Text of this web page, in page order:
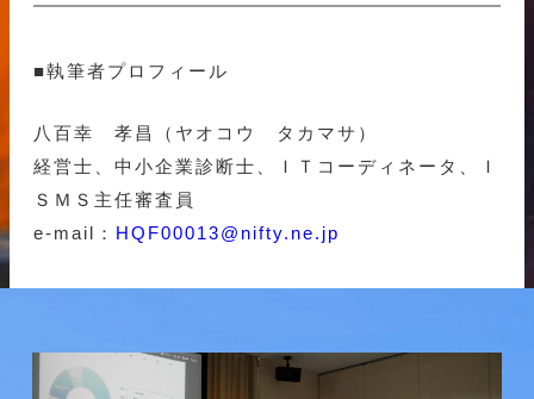
■執筆者プロフィール
八百幸 孝昌（ヤオコウ タカマサ）
経営士、中小企業診断士、ＩＴコーディネータ、Ｉ
ＳＭＳ主任審査員
e-mail： HQF00013@nifty.ne.jp